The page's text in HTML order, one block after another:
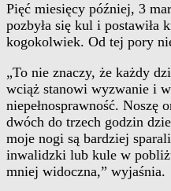
Pięć miesięcy później, 3
pozbyła się kul i postawiła
kogokolwiek. Od tej pory
„To nie znaczy, że każdy
wciąż stanowi wyzwanie i
niepełnosprawność. Noszę
dwóch do trzech godzin
moje nogi są bardziej
inwalidzki lub kule w
mniej widoczna,” wyjaśnia.